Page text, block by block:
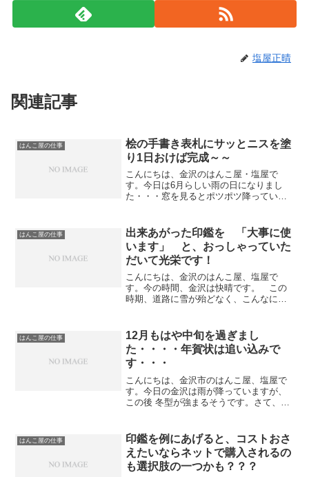
塩屋正晴
関連記事
はんこ屋の仕事
桧の手書き表札にサッとニスを塗
り1日おけば完成～～
こんにちは、金沢のはんこ屋・塩屋で
す。今日は6月らしい雨の日になりまし
た・・・窓を見るとポツポツ降っていま
ました。ニスをサッと塗り1日おきました
ので、バッチリ乾いて...
はんこ屋の仕事
出来あがった印鑑を 「大事に使
います」 と、おっしゃっていた
だいて光栄です！
こんにちは、金沢のはんこ屋、塩屋で
す。今の時間、金沢は快晴です。 この
時期、道路に雪が殆どなく、こんなに晴
がった印鑑を取りにみえました。金沢市
内でも当店からは10キロ...
はんこ屋の仕事
12月もはや中旬を過ぎまし
た・・・・年賀状は追い込みで
す・・・
こんにちは、金沢市のはんこ屋、塩屋で
す。今日の金沢は雨が降っていますが、
この後 冬型が強まるそうです。さて、只
に郵便局があるので、手元にあるハガキ
がなくなってもすぐに...
はんこ屋の仕事
印鑑を例にあげると、コストおさ
えたいならネットで購入されるの
も選択肢の一つかも？？？